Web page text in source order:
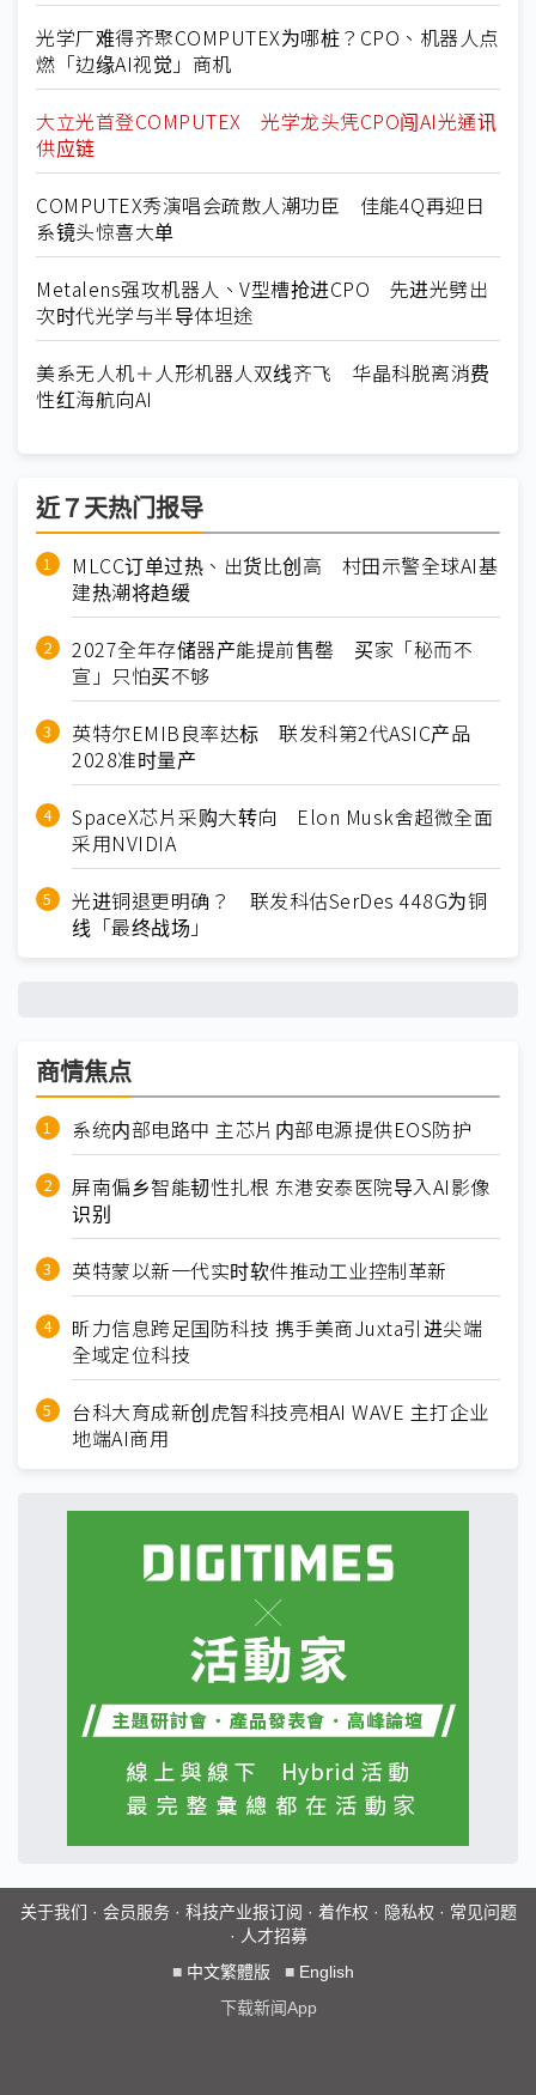
光学厂难得齐聚COMPUTEX为哪桩？CPO、机器人点
燃「边缘AI视觉」商机
大立光首登COMPUTEX 光学龙头凭CPO闯AI光通讯
供应链
COMPUTEX秀演唱会疏散人潮功臣 佳能4Q再迎日
系镜头惊喜大单
Metalens强攻机器人、V型槽抢进CPO 先进光劈出
次时代光学与半导体坦途
美系无人机＋人形机器人双线齐飞 华晶科脱离消费
性红海航向AI
近７天热门报导
MLCC订单过热、出货比创高 村田示警全球AI基
建热潮将趋缓
2027全年存储器产能提前售罄 买家「秘而不
宣」只怕买不够
英特尔EMIB良率达标 联发科第2代ASIC产品
2028准时量产
SpaceX芯片采购大转向 Elon Musk舍超微全面
采用NVIDIA
光进铜退更明确？ 联发科估SerDes 448G为铜
线「最终战场」
商情焦点
系统内部电路中 主芯片内部电源提供EOS防护
屏南偏乡智能韧性扎根 东港安泰医院导入AI影像
识别
英特蒙以新一代实时软件推动工业控制革新
昕力信息跨足国防科技 携手美商Juxta引进尖端
全域定位科技
台科大育成新创虎智科技亮相AI WAVE 主打企业
地端AI商用
关于我们 · 会员服务· 科技产业报订阅 · 着作权 · 隐私权 · 常见问题
· 人才招募
■ 中文繁體版 ■ English
下载新闻App